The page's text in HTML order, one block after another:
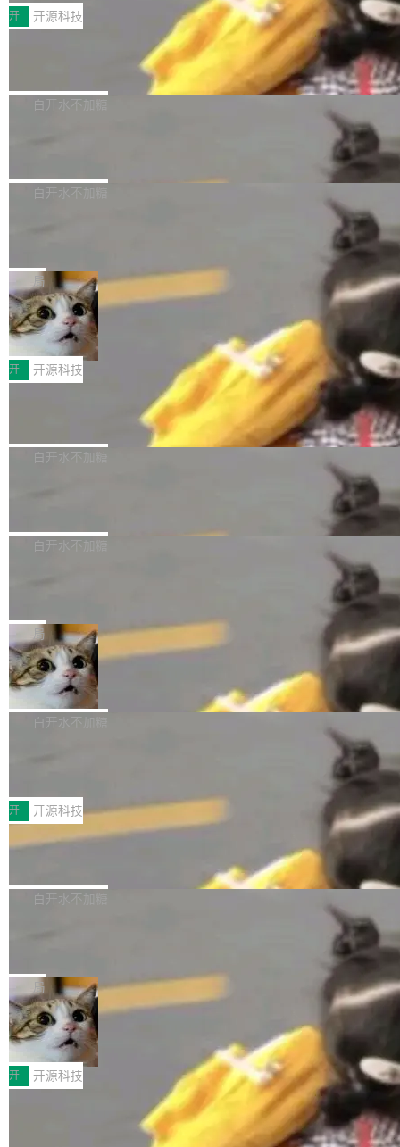
括 epoll（围绕 kqueue 实现）、POSIX 消息队
列、...
营、到IAA游戏的“买变一体”正循环、再到联运与
广告协同的全链路经营闭环，以及面向全球市场
的出海增长布局。 华为终端云业务商业化销售负
责人在开场致辞中表示，游戏开发者的核心诉求
已不再是“多一个投放渠道”，而是一套能够持续
高质量游戏...
列主板阵容迎来新成员——B850 AORUS ELITE
X3D。作为面向主流高性能平台打造的全新主板
产品，B850 AORUS ELITE X3D延续技嘉在X3
D平台优化上的技术积累，旨在为游戏玩家带来
更稳定、更高效的装机选择。 B850 AORUS ELI
式2.0，可根据不同使用场景释放处理器潜力，
开 开源科技
Zadig v5.0 发布：AI 发布专员与 AI 审
我们团队这几天最大的卡点不是 AI 写得不够
好，是 AI 写得太好了。 好到审查排期从两天的
过 1528 名开发者，85% 说 AI 把瓶颈从写代码
白开水不加糖
Dgraph v25.4.0 发布，具有图形后端的原生 GraphQL
Dgraph 是一个水平可扩展的分布式 GraphQL 数据库，有一个图
形后端。作为一个原生的 GraphQL 数据库，它严格控制数据在磁
盘上的排列方式，以优化查询性能和吞吐量，减少集群中的磁盘寻
道和网络调用。 Dgraph v25.4.0 现已发布，具体更新内容包括： f
eat(zero)：Zero 现支持 --security superflag（token=...;whitelist
=...），与 Alpha 版本的格式一致，并据此对其管理 HTTP 端点进
行授权。 <blockquote> <p><span><strong>警告：</strong>&nb
sp;Zero 的 admin ...
白开水不加糖
块钱的玩意儿——一根小竹签，一个竹筒，一头
系着涂了松香的线。甩起来，竹膜震动，发出“哇
——哇”的蝉鸣声。实物越来越难找了，有开发者
把它做成了 Web 玩具，放在 zhuzhiliao.imsai.c
c 上，并在 GitHub 开源。 玩法很简单：按住屏
幕画圈，或者直接甩手机。页面会实时显示转速
（圈/秒），声音来自真实竹知了录音的 1.72 秒
采样，无缝循环。音频解码失败时，还有一套合
成兜底——锯齿波振荡器模拟脉冲，并联带通共
局
30倍效率升级：解锁医学影像数据要素
价值化的真实路径
完成一例腹部CT影像标注，张医生过去需要约1
20个小时。他必须在数百张连续影像上，一笔一
笔勾画边界，一层一层识别肌肉组织。如今，使
用东软飞标医学影像标注平台，同样的工作缩短
至4小时，效率提升30倍。 这组数字背后，改变
的不只是速度，而是把医学影像转化为AI能力的
正，才能成为机器能理解的高质量数据。医学影
张CT影像上完成像素级精细分割，让系统"...
开 开源科技
Apache Dubbo-go v3.3.2 正式发布
这个版本面向生产环境，重心在内核稳定性。我
们彻底收敛了旧配置体系，扩展了 Triple 协议与
白开水不加糖
理工具。它可以查看，转换，编辑和分类所有主
新功能 macOS：在 Connect/Share 按钮中添加
通过 AirDop 共享书籍的功能 Content server：
支持可向服务器后端添加新端点的插件 Edit boo
k：Compress images：添加将 GIF 图像转换为
JPEG/WebP 的选项 ToC Editor：添加一个按
白开水不加糖
ube 视频，标题是"SwiftUI 七年后：一个平庸的
故事"。视频核心观点很简单：SwiftUI 发布七年
了，仍然像一个永久公测版。 Manshin 从数据
流、布局系统、API 稳定性、性能、跨平台五个
维度逐一批判了 SwiftUI。最让人印象深刻的一
一，界面错位。他说这个问题"两年前就发现了，
至今没变"。 数据流方面，Manshin 指出 SwiftU
I 的属性包装器演进史...
局
DBeaver 26.1.4 发布
DBeaver 是一个免费开源的通用数据库工具，适
用于开发人员和数据库管理员。DBeaver 26.1.4
AI 聊天功能（添加了一些快捷键）</span></li>
<li><span style="color:#000000">新增了始终
在新 SQL 控制台中打开 AI 生成的脚本的功能</
span></li> <li><span style="color:#000000...
白开水不加糖
2026卫星活动——第二届多语种对话语音语言模
型挑战赛 （Multilingual Conversational Speec
h Language Model Challenge，MLC-SLM）T
ask 1赛道中，传音TEX AI中心语音算法团队以
自主研发的说话人归属多语种自动语音识别系统
化系统等关键方向的系统性技术实力。 本届赛事
聚焦多语言对话语音模型面临的关键技术挑战，
共吸引来自全球工业界与学术界的1...
开 开源科技
Qwen3.8-Max 发布，下周开源 Qwen3.
千问大模型宣布正式推出 Qwen 家族迄今最强大
的模型 Qwen3.8-Max，也是其首个 Max 规模
5 的架构基础构建，参数规模扩展至 2.4 万亿，
激活参数95B，支持100万上下文Tokens，在编
程、办公、科研以及长周期任务等方面实现了全
面提升。它不仅能应对更具挑战性的问题，还能
更可靠地端到端完成复杂任务，输出值得信赖的
成果。 全球开发者都可通过千问 AI 平台获得 Q
wen3.8 的 API 服务：国内每百万 Tok...
白开水不加糖
态生成模型，能生成带原生立体声的 2K 视频。
没有发布会，没有预告，直接扔了篇文章出来，
权重已经上传至 Hugging Face。 去年国内的视
频生成模型还在追 Runway 和 Pika 的参数，今
天 MiniMax H3 从架构到许可都摆上台面了。一
个模型，三个模块，两个开源。 H3 由三个模块
组成：H3-Context-IR 负责多模态指令理解和编
排（闭源，提供 API）；H3-Base 是核心生成模
局
DeepSeek-V4-Flash正式版API上线超
算互联网
近日，DeepSeek-V4-Flash 正式版 API 开启公
开测试。国家超算互联网正式上线 DeepSeek-V
4-Flash 正式版（DeepSeek-V4-Flash-0731）
模型 API 调用服务和模型文件。 DeepSeek-V4-
Flash-0731 经过大量后训练工作，智能体能力
开 开源科技
Docker 29.7.1 现已发布，具体更新内容如下： Bug fixes and en